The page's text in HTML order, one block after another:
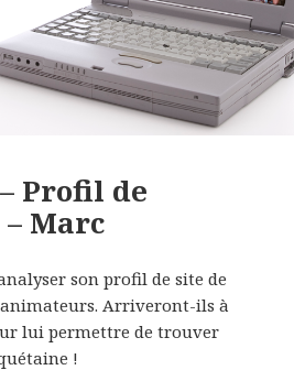
Profil de
Marc
son profil de site de
Arriveront-ils à
lui permettre de trouver
!